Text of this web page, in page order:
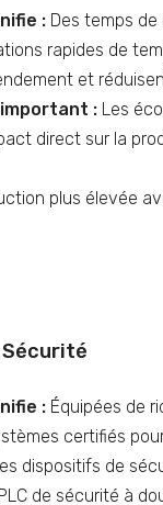
: Des temps
rapides de
et
important : Les
direct sur la
plus élevée
: Équipées de
certifiés
dispositifs de
de sécurité à